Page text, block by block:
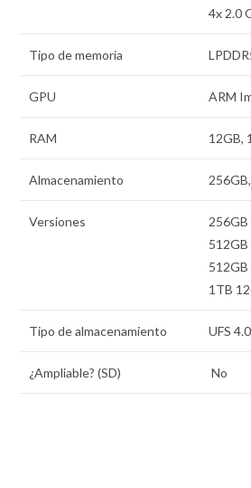
4x 2.0
Tipo de memoria
GPU ARM
RAM 12GB,
Almacenamiento
Versiones
256GB
512GB
512GB
1TB
Tipo de almacenamiento UFS 4.0
¿Ampliable? (SD) No